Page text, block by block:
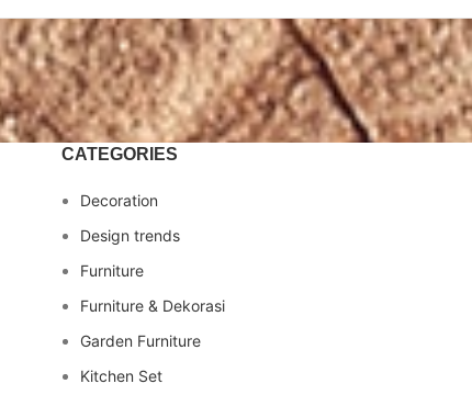
CATEGORIES
Decoration
Design trends
Furniture
Furniture & Dekorasi
Garden Furniture
Kitchen Set